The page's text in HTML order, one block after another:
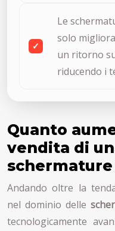
Le
solo
un ritorno
riducendo i
Quanto
vendita di
Andando oltre la
nel dominio delle
tecnologicamente